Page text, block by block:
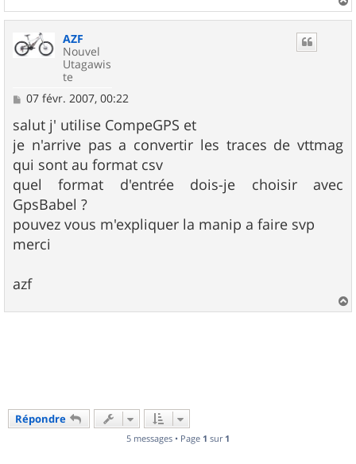
a
AZF
Nouvel
Utagawis
te
M
s
s
a
g
e
07 févr. 2007, 00:22
salut j' utilise CompeGPS et
je n'arrive pas a convertir les traces de vttmag
qui sont au format csv
quel format d'entrée dois-je choisir avec
GpsBabel ?
pouvez vous m'expliquer la manip a faire svp
merci
azf
a
Répondre
5 messages • Page 1 sur 1